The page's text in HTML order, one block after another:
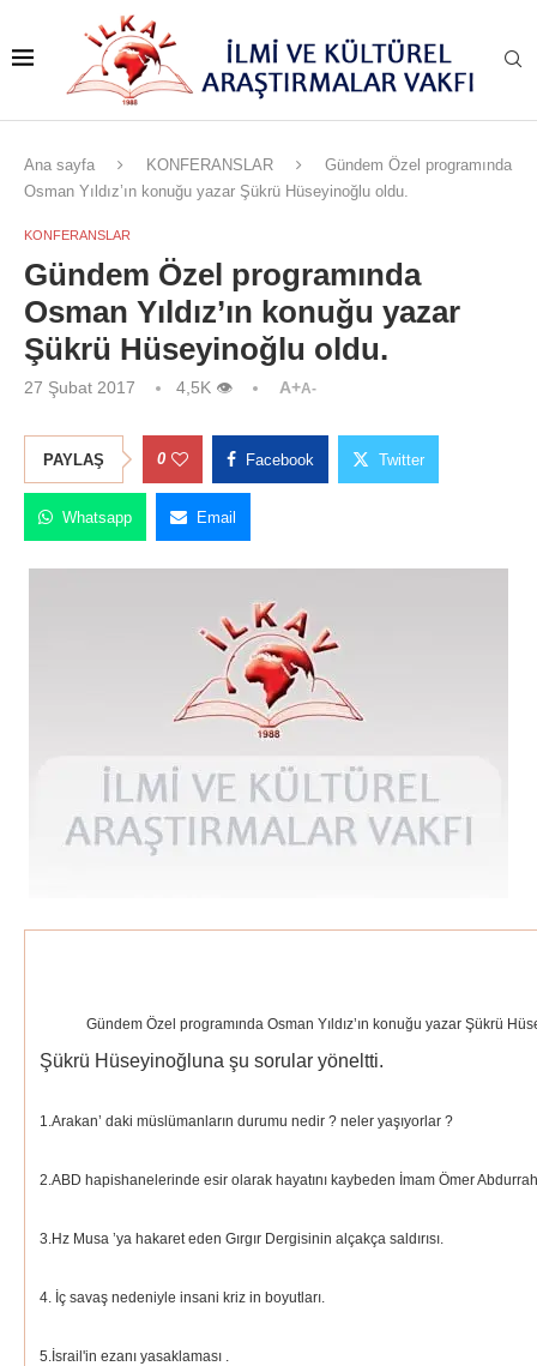
Ana sayfa KONFERANSLAR
Gündem Özel programında
Osman Yıldız’ın konuğu yazar Şükrü Hüseyinoğlu oldu.
KONFERANSLAR
Gündem Özel programında
Osman Yıldız’ın konuğu yazar
Şükrü Hüseyinoğlu oldu.
27 Şubat 2017 4,5K 👁 A+A-
PAYLAŞ 0 Facebook Twitter
Whatsapp Email
Gündem Özel programında Osman Yıldız’ın konuğu yazar Şükrü
Şükrü Hüseyinoğluna şu sorular yöneltti.
1.Arakan’ daki müslümanların durumu nedir ? neler yaşıyorlar ?
2.ABD hapishanelerinde esir olarak hayatını kaybeden İmam Ömer
3.Hz Musa ’ya hakaret eden Gırgır Dergisinin alçakça saldırısı.
4. İç savaş nedeniyle insani kriz in boyutları.
5.İsrail'in ezanı yasaklaması .